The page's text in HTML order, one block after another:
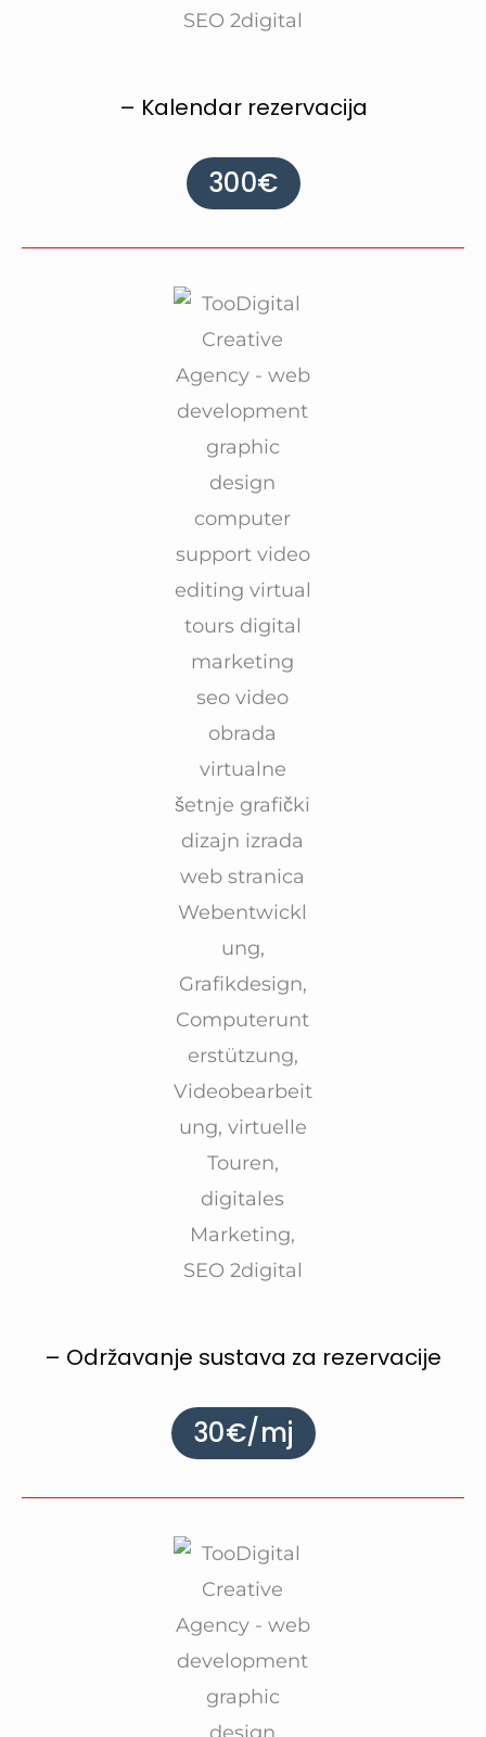
– Kalendar rezervacija
300€
– Održavanje sustava za rezervacije
30€/mj